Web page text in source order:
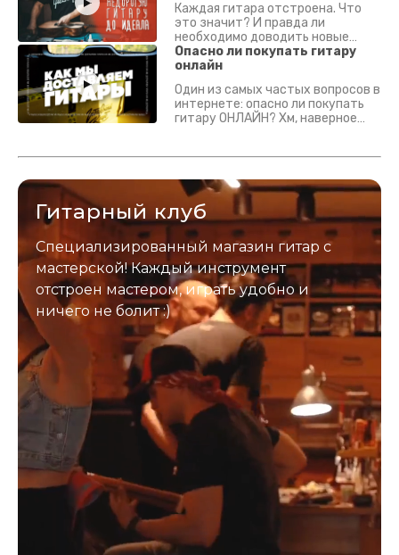
Каждая гитара отстроена. Что
это значит? И правда ли
необходимо доводить новые
гитары? Если кратко - да.
Подробно - в видео :)
Опасно ли покупать гитару
онлайн
Один из самых частых вопросов в
интернете: опасно ли покупать
гитару ОНЛАЙН? Хм, наверное
застрахован. Случись что -
Гитарный клуб
Специализированный магазин гитар с
мастерской! Каждый инструмент
отстроен мастером, играть удобно и
ничего не болит :)